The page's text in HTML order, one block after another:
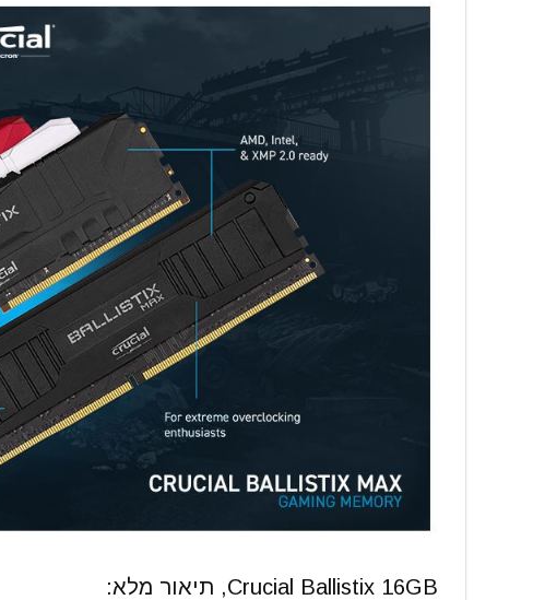
Crucial Ballistix 16GB, תיאור מלא: